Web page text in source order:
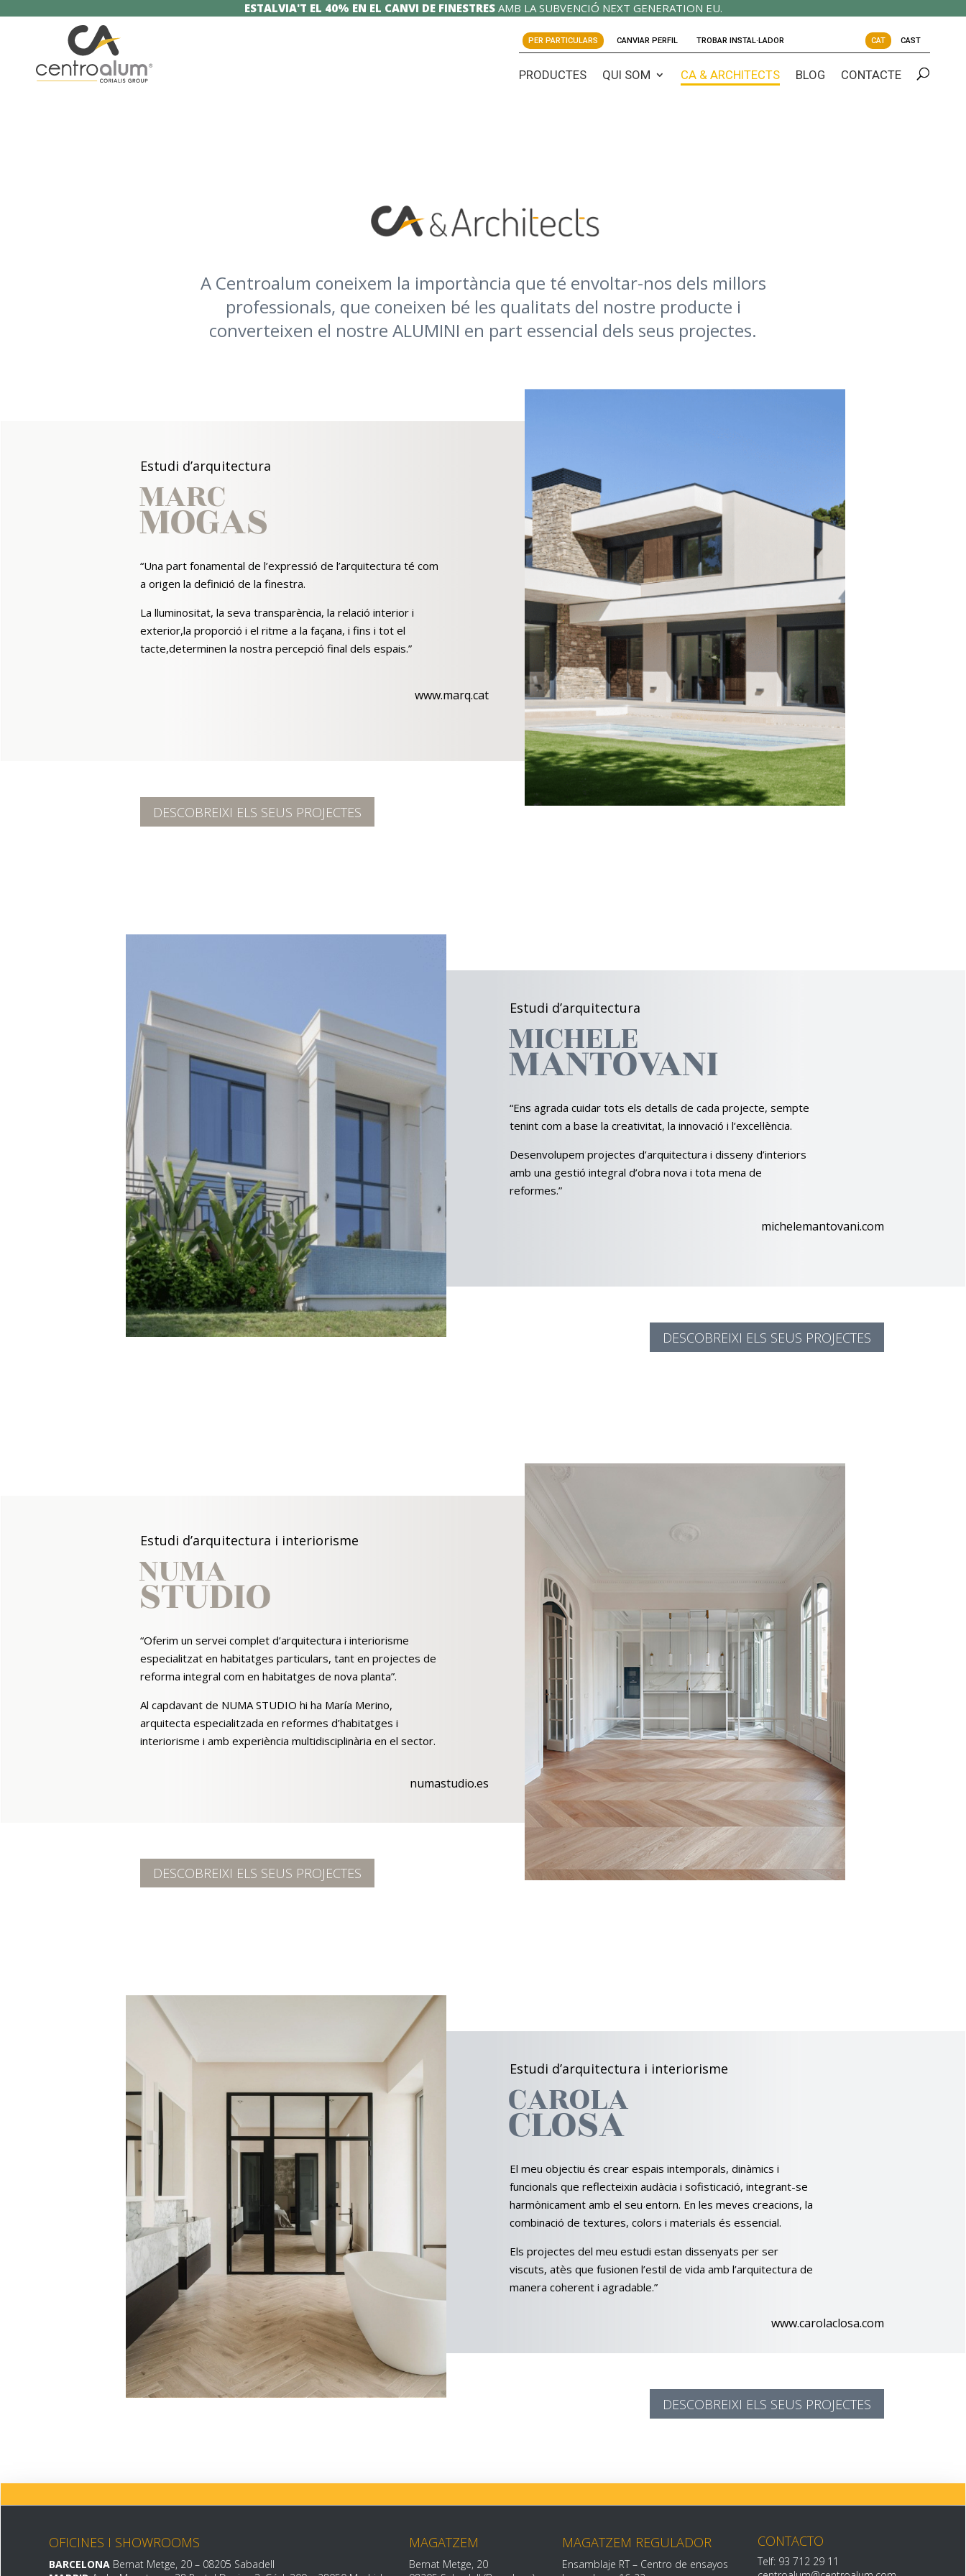
ESTALVIA'T EL 40% EN EL CANVI DE FINESTRESAMB LA SUBVENCIÓ NEXT GENERATION EU.
PER PARTICULARS CANVIAR PERFIL TROBAR INSTAL·LADOR CAST
CAT
PRODUCTES QUI SOM CA & ARCHITECTS BLOG CONTACTE
A Centroalum coneixem la importància que té envoltar-nos dels millors
professionals, que coneixen bé les qualitats del nostre producte i
converteixen el nostre ALUMINI en part essencial dels seus projectes.
Estudi d’arquitectura
MARC
MOGAS
“Una part fonamental de l’expressió de l’arquitectura té com
a origen la definició de la finestra.
La lluminositat, la seva transparència, la relació interior i
exterior,la proporció i el ritme a la façana, i fins i tot el
tacte,determinen la nostra percepció final dels espais.”
www.marq.cat
DESCOBREIXI ELS SEUS PROJECTES
Estudi d’arquitectura
MICHELE
MANTOVANI
“Ens agrada cuidar tots els detalls de cada projecte, sempte
tenint com a base la creativitat, la innovació i l’excel·lència.
Desenvolupem projectes d’arquitectura i disseny d’interiors
amb una gestió integral d’obra nova i tota mena de
reformes.”
michelemantovani.com
DESCOBREIXI ELS SEUS PROJECTES
Estudi d’arquitectura i interiorisme
NUMA
STUDIO
“Oferim un servei complet d’arquitectura i interiorisme
especialitzat en habitatges particulars, tant en projectes de
reforma integral com en habitatges de nova planta”.
Al capdavant de NUMA STUDIO hi ha María Merino,
arquitecta especialitzada en reformes d’habitatges i
interiorisme i amb experiència multidisciplinària en el sector.
numastudio.es
DESCOBREIXI ELS SEUS PROJECTES
Estudi d’arquitectura i interiorisme
CAROLA
CLOSA
El meu objectiu és crear espais intemporals, dinàmics i
funcionals que reflecteixin audàcia i sofisticació, integrant-se
harmònicament amb el seu entorn. En les meves creacions, la
combinació de textures, colors i materials és essencial.
Els projectes del meu estudi estan dissenyats per ser
viscuts, atès que fusionen l’estil de vida amb l’arquitectura de
manera coherent i agradable.”
www.carolaclosa.com
DESCOBREIXI ELS SEUS PROJECTES
OFICINES I SHOWROOMS
BARCELONA Bernat Metge, 20 – 08205 Sabadell
MAGATZEM
Bernat Metge, 20
MAGATZEM REGULADOR
Ensamblaje RT – Centro de ensayos
CONTACTO
Telf: 93 712 29 11